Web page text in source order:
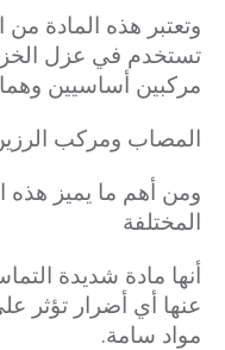
وتعتبر هذه المادة من
تستخدم في عزل
مركبين أساسيين
المصاب ومركب
ومن أهم ما يميز هذه
المختلفة
أنها مادة شديدة
عنها أي أضرار تؤثر
مواد سامة.